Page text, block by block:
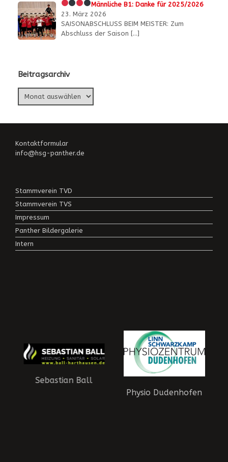
Männliche B1: Danke für 2025/2026
23. März 2026
SAISONABSCHLUSS BEIM MEISTER: Zum
Abschluss der Saison […]
Beitragsarchiv
Kontaktformular
info@hsg-panther.de
Stammverein TVD
Stammverein TVS
Impressum
Panther Bildergalerie
Intern
Sebastian Ball
Physio Dudenhofen